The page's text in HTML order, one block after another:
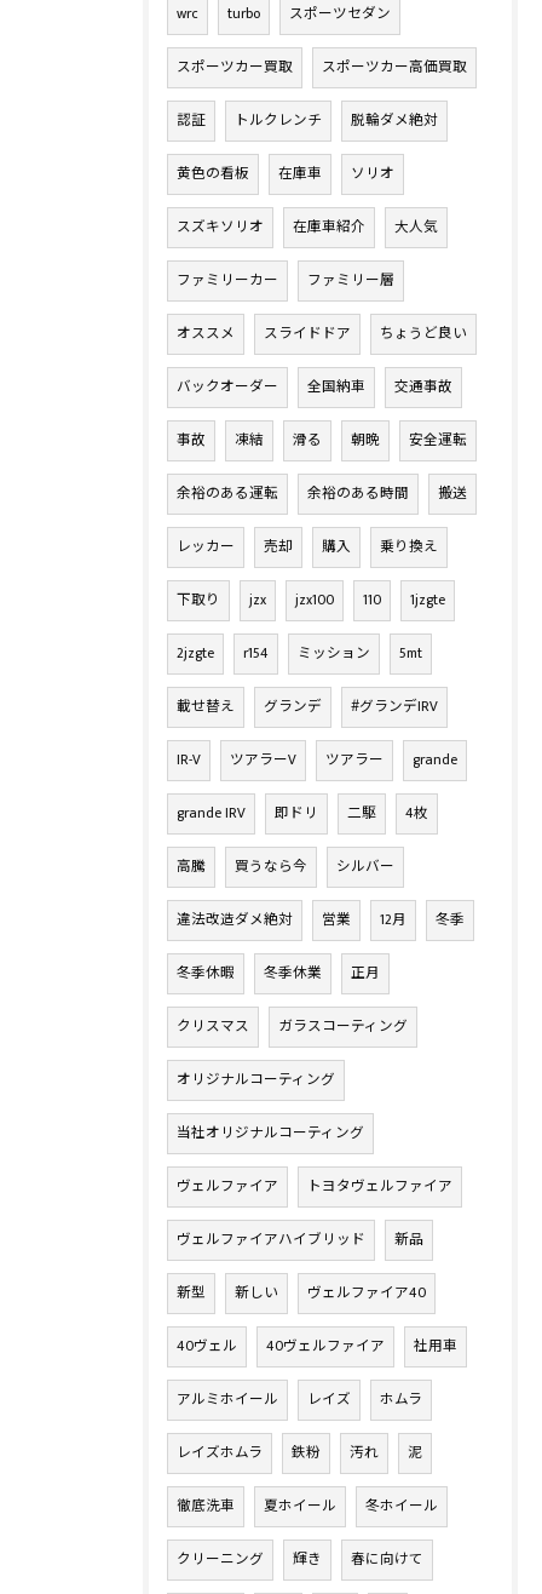
wrc turbo スポーツセダン
スポーツカー買取 スポーツカー高価買取
認証 トルクレンチ 脱輪ダメ絶対
黄色の看板 在庫車 ソリオ
スズキソリオ 在庫車紹介 大人気
ファミリーカー ファミリー層
オススメ スライドドア ちょうど良い
バックオーダー 全国納車 交通事故
事故 凍結 滑る 朝晩 安全運転
余裕のある運転 余裕のある時間 搬送
レッカー 売却 購入 乗り換え
下取り jzx jzx100 110 1jzgte
2jzgte r154 ミッション 5mt
載せ替え グランデ #グランデIRV
IR-V ツアラーV ツアラー grande
grande IRV 即ドリ 二駆 4枚
高騰 買うなら今 シルバー
違法改造ダメ絶対 営業 12月 冬季
冬季休暇 冬季休業 正月
クリスマス ガラスコーティング
オリジナルコーティング
当社オリジナルコーティング
ヴェルファイア トヨタヴェルファイア
ヴェルファイアハイブリッド 新品
新型 新しい ヴェルファイア40
40ヴェル 40ヴェルファイア 社用車
アルミホイール レイズ ホムラ
レイズホムラ 鉄粉 汚れ 泥
徹底洗車 夏ホイール 冬ホイール
クリーニング 輝き 春に向けて